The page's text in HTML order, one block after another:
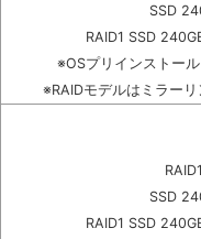
SSD
RAID1 SSD
※OSプリインストー
※RAIDモデルはミラー
SSD
RAID1 SSD